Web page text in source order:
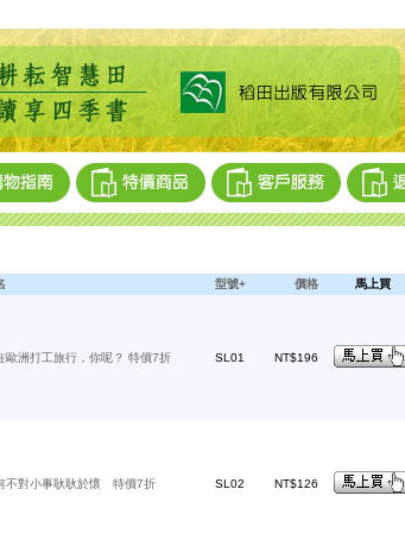
型號+ 價格 馬上買
歐洲打工旅行，你呢？ 特價7折 SL01 NT$196
不對小事耿耿於懷 特價7折 SL02 NT$126